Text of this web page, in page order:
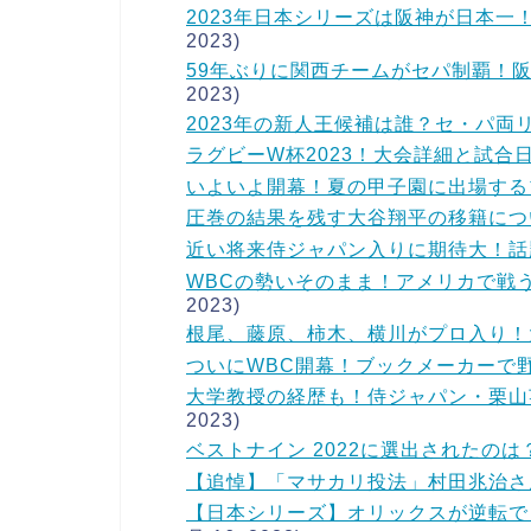
2023年日本シリーズは阪神が日本一
2023)
59年ぶりに関西チームがセパ制覇！
2023)
2023年の新人王候補は誰？セ・パ両
ラグビーW杯2023！大会詳細と試合
いよいよ開幕！夏の甲子園に出場す
圧巻の結果を残す大谷翔平の移籍に
近い将来侍ジャパン入りに期待大！
WBCの勢いそのまま！アメリカで戦
2023)
根尾、藤原、柿木、横川がプロ入り
ついにWBC開幕！ブックメーカーで
大学教授の経歴も！侍ジャパン・栗
2023)
ベストナイン 2022に選出されたのは
【追悼】「マサカリ投法」村田兆治
【日本シリーズ】オリックスが逆転